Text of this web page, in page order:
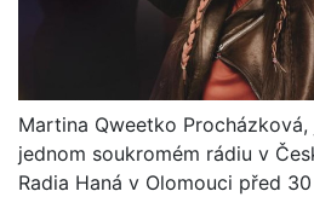
Martina Qweetko
jednom soukromém rádiu v
Radia Haná v Olomouci před